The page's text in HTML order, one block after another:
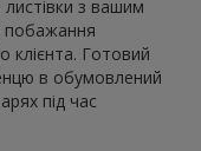
листівки з вашим
побажання
клієнта. Готовий
в обумовлений
під час